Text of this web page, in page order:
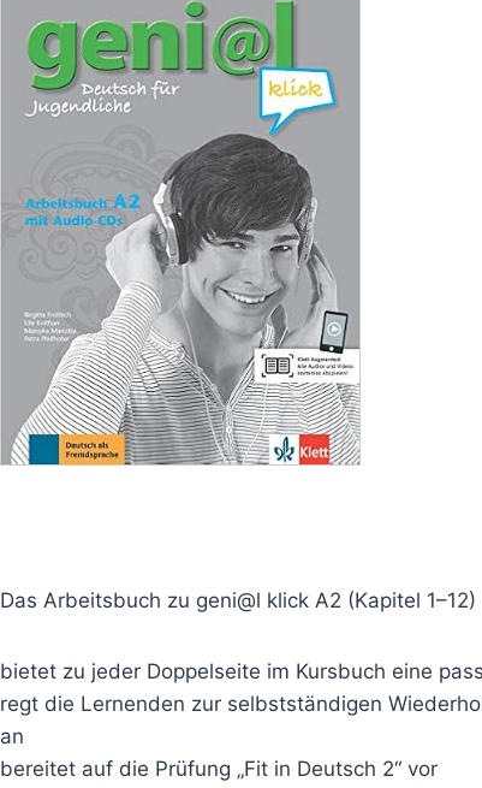
Das Arbeitsbuch zu geni@l klick A2 (Kapitel 1–12)
bietet zu jeder Doppelseite im Kursbuch eine
regt die Lernenden zur selbstständigen
an
bereitet auf die Prüfung „Fit in Deutsch 2“ vor